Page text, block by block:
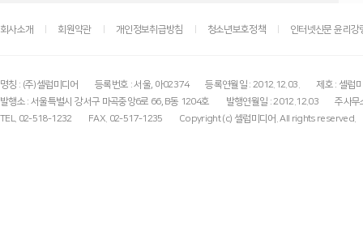
회사소개 회원약관 개인정보취급방침 청소년보호정책 인터넷신문 윤리강
명칭 : (주)셀럽미디어 등록번호 : 서울, 아02374 등록연월일 : 2012.12.03.
제호 : 셀럽
발행소 : 서울특별시 강서구 마곡중앙6로 66, B동 1204호
발행연월일 : 2012.12.03
주사무
TEL. 02-518-1232
FAX. 02-517-1235 Copyright (c) 셀럽미디어. All rights reserved.